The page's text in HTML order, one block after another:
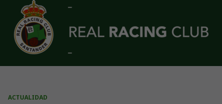
Skip to main content
ACTUALIDAD